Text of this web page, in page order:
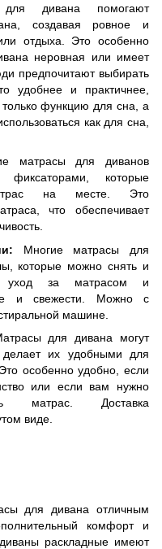
дивана помогают
создавая ровное и
отдыха. Это особенно
неровная или имеет
предпочитают выбирать
удобнее и практичнее,
только функцию для сна, а
как для сна,
матрасы для диванов
которые
на месте. Это
что обеспечивает
Многие матрасы для
которые можно снять и
уход за матрасом и
и свежести. Можно с
машине.
для дивана могут
их удобными для
особенно удобно, если
или если вам нужно
матрас. Доставка
виде.
для дивана отличным
комфорт и
раскладные имеют